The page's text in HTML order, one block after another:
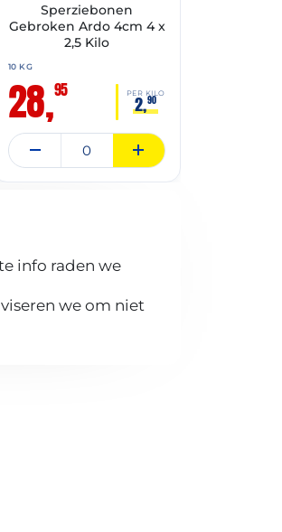
✓ VAST ASSORTIMENT
Sperziebonen
Gebroken Ardo 4cm 4 x
2,5 Kilo
10 KG
28,95 PER KILO
2,90
info raden we
we om niet